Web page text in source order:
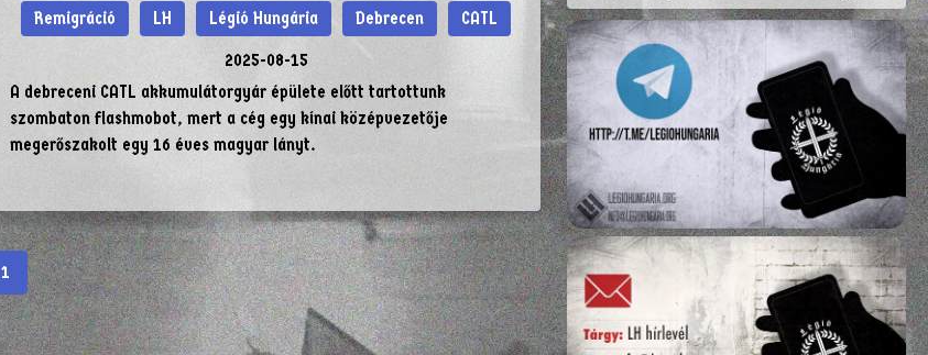
Remigráció LH Légió Hungária Debrecen
CATL
2025-08-15
A debreceni CATL akkumulátorgyár épülete előtt tartottunk
szombaton flashmobot, mert a cég egy kínai középvezetője
megerőszakolt egy 16 éves magyar lányt.
1